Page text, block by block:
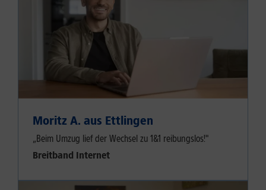
Moritz A. aus Ettlingen
„Beim Umzug lief der Wechsel zu 1&1 reibungslos!"
Breitband Internet